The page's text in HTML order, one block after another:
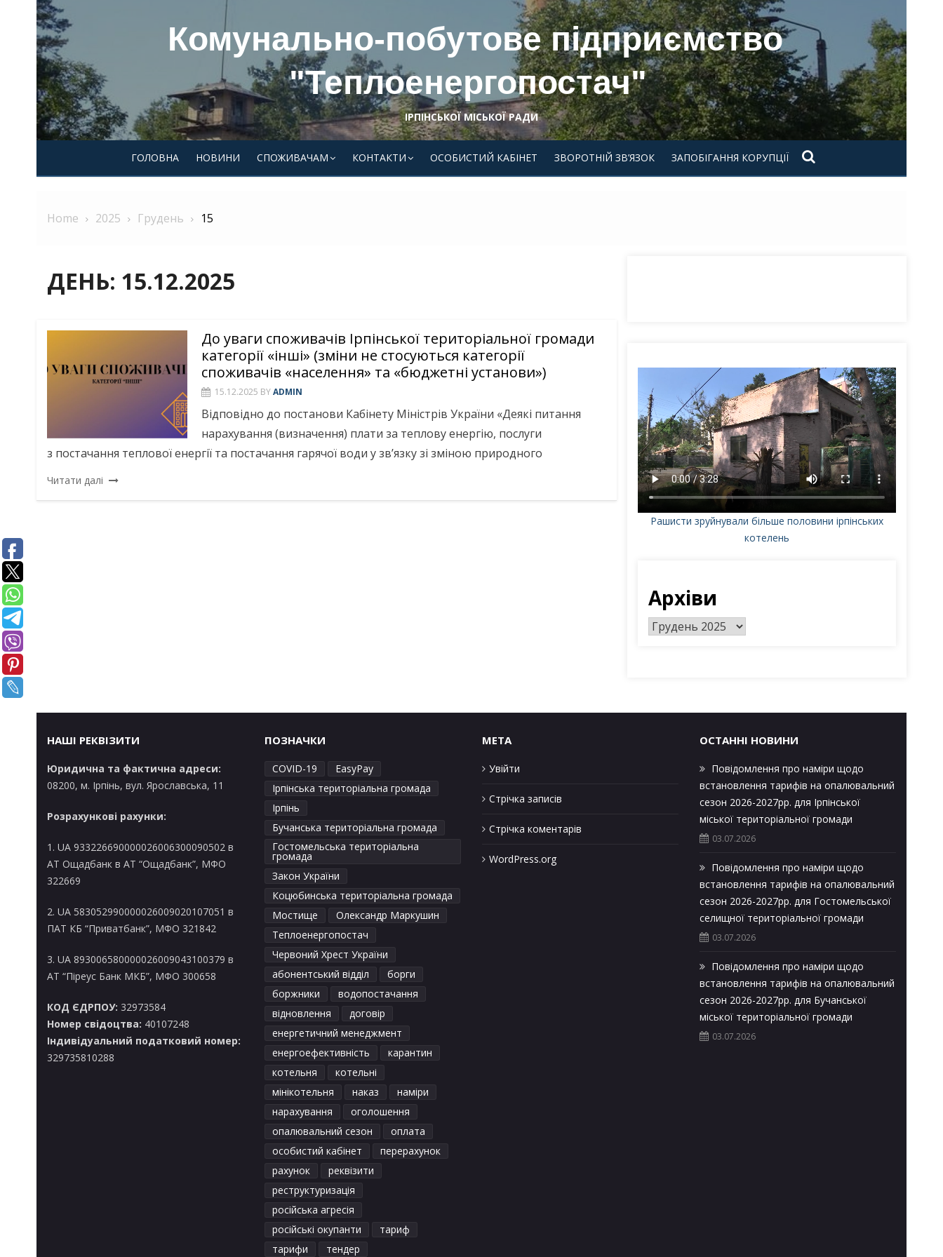
Skip
to
content
Комунально-побутове підприємство
"Теплоенергопостач"
ІРПІНСЬКОЇ МІСЬКОЇ РАДИ
ГОЛОВНА НОВИНИ СПОЖИВАЧАМ КОНТАКТИ ОСОБИСТИЙ КАБІНЕТ ЗВОРОТНІЙ ЗВ’ЯЗОК ЗАПОБІГАННЯ КОРУПЦІЇ
Home 2025 Грудень 15
ДЕНЬ: 15.12.2025
До уваги споживачів Ірпінської територіальної громади
категорії «інші» (зміни не стосуються категорії
споживачів «населення» та «бюджетні установи»)
15.12.2025 BYADMIN
Відповідно до постанови Кабінету Міністрів України «Деякі питання
нарахування (визначення) плати за теплову енергію, послуги
з постачання теплової енергії та постачання гарячої води у зв’язку зі зміною природного
Читати далі
Рашисти зруйнували більше половини ірпінських
котелень
Архіви
А
НАШІ РЕКВІЗИТИ
Юридична та фактична адреси:
08200, м. Ірпінь, вул. Ярославська, 11
Розрахункові рахунки:
1. UA 933226690000026006300090502 в
AT Ощадбанк в АТ “Ощадбанк”, МФО
322669
2. UA 583052990000026009020107051 в
ПАТ КБ “Приватбанк”, МФО 321842
3. UA 893006580000026009043100379 в
АТ “Піреус Банк МКБ”, МФО 300658
КОД ЄДРПОУ: 32973584
Номер свідоцтва: 40107248
Індивідуальний податковий номер:
329735810288
ПОЗНАЧКИ
COVID-19
EasyPay
Ірпінська територіальна громада
Ірпінь
Бучанська територіальна громада
Гостомельська територіальна
громада
Закон України
Коцюбинська територіальна громада
Мостище
Олександр Маркушин
Теплоенергопостач
Червоний Хрест України
абонентський відділ
борги
боржники
водопостачання
відновлення
договір
енергетичний менеджмент
енергоефективність
карантин
котельня
котельні
мінікотельня
наказ
наміри
нарахування
оголошення
опалювальний сезон
оплата
особистий кабінет
перерахунок
рахунок
реквізити
реструктуризація
російська агресія
російські окупанти
тариф
тарифи
тендер
META
Увійти
Стрічка записів
Стрічка коментарів
WordPress.org
ОСТАННІ НОВИНИ
Повідомлення про наміри щодо
встановлення тарифів на опалювальний
сезон 2026-2027рр. для Ірпінської
міської територіальної громади
03.07.2026
Повідомлення про наміри щодо
встановлення тарифів на опалювальний
сезон 2026-2027рр. для Гостомельської
селищної територіальної громади
03.07.2026
Повідомлення про наміри щодо
встановлення тарифів на опалювальний
сезон 2026-2027рр. для Бучанської
міської територіальної громади
03.07.2026